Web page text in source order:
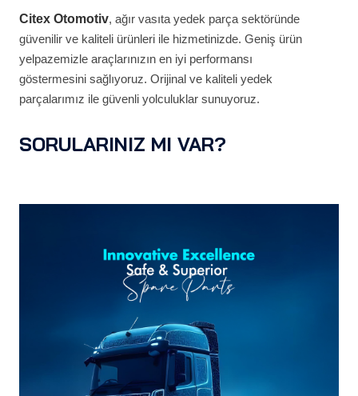
Citex Otomotiv, ağır vasıta yedek parça sektöründe
güvenilir ve kaliteli ürünleri ile hizmetinizde. Geniş ürün
yelpazemizle araçlarınızın en iyi performansı
göstermesini sağlıyoruz. Orijinal ve kaliteli yedek
parçalarımız ile güvenli yolculuklar sunuyoruz.
SORULARINIZ MI VAR?